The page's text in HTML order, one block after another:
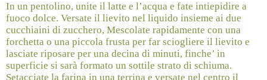
In un pentolino, unite il latte e l’acqua e fate intiepidire a
fuoco dolce. Versate il lievito nel liquido insieme ai due
cucchiaini di zucchero, Mescolate rapidamente con una
forchetta o una piccola frusta per far sciogliere il lievito e
lasciate riposare per una decina di minuti, finche’ in
superficie si sarà formato un sottile strato di schiuma.
Setacciate la farina in una terrina e versate nel centro il